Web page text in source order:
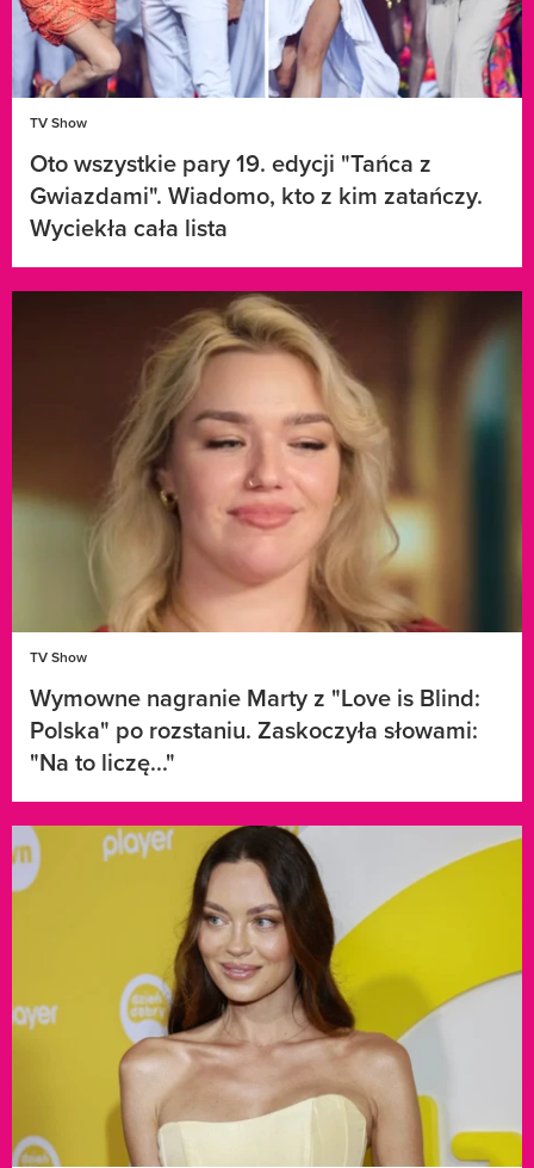
TV Show
Oto wszystkie pary 19. edycji "Tańca z
Gwiazdami". Wiadomo, kto z kim zatańczy.
Wyciekła cała lista
TV Show
Wymowne nagranie Marty z "Love is Blind:
Polska" po rozstaniu. Zaskoczyła słowami:
"Na to liczę..."